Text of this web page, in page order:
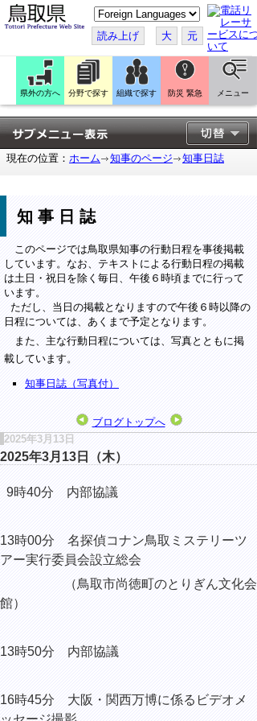
こ
の
ペ
ー
ジ
翻
訳
す
る
読み上げ 大 元
県外の方へ 分野で探す 組織で探す 防災 緊急 メニュー
現在の位置： ホーム 知事のページ 知事日誌
知事日誌
このページでは鳥取県知事の行動日程を事後掲載
しています。なお、テキストによる行動日程の掲載
は土日・祝日を除く毎日、午後６時頃までに行って
います。
ただし、当日の掲載となりますので午後６時以降の
日程については、あくまで予定となります。
また、主な行動日程については、写真とともに掲
載しています。
知事日誌（写真付）
ブログトップへ
2025年3月13日
2025年3月13日（木）
9時40分 内部協議
13時00分 名探偵コナン鳥取ミステリーツ
アー実行委員会設立総会
（鳥取市尚徳町のとりぎん文化会
館）
13時50分 内部協議
16時45分 大阪・関西万博に係るビデオメ